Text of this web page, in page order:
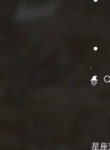
.
🧙‍
星座